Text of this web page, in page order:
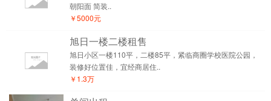
朝阳面 简装..
￥5000元
旭日一楼二楼租售
旭日小区一楼110平，二楼85平，紧临商圈学校医院公园，
装修好位置佳，宜经商居住..
￥1.3万